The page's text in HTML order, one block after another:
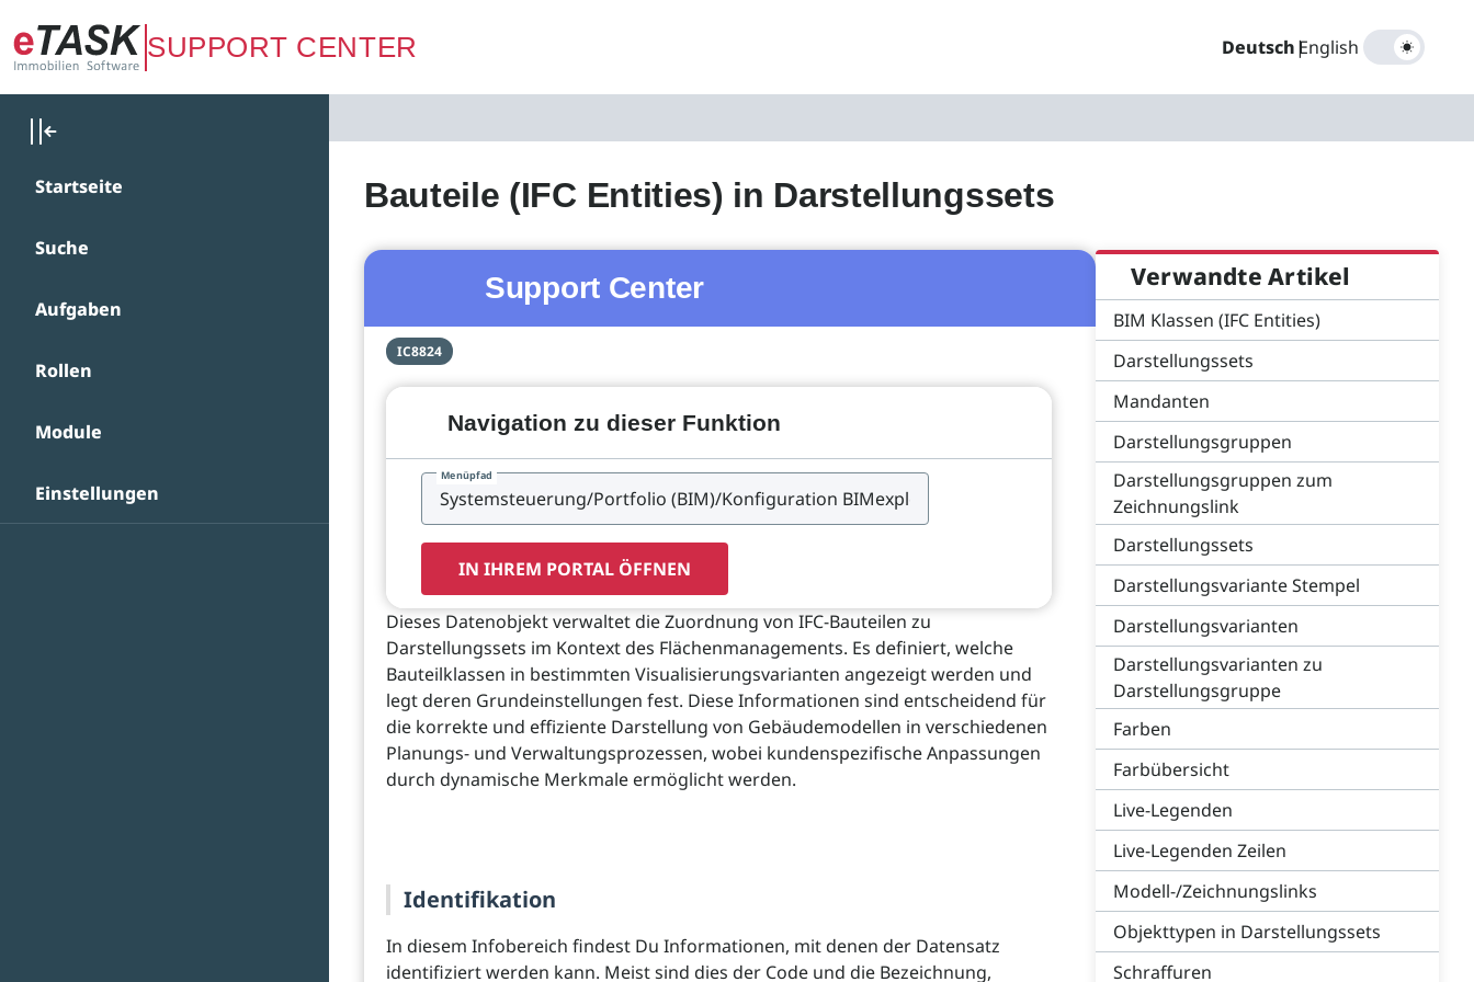
Zum Hauptinhalt springen
SUPPORT CENTER Deutsch|
English
Startseite
Suche
Aufgaben
Rollen
Module
Einstellungen
Bauteile (IFC Entities) in Darstellungssets
Support Center
IC8824
Navigation zu dieser Funktion
Menüpfad
IN IHREM PORTAL ÖFFNEN
Dieses Datenobjekt verwaltet die Zuordnung von IFC-Bauteilen zu
Darstellungssets im Kontext des Flächenmanagements. Es definiert, welche
Bauteilklassen in bestimmten Visualisierungsvarianten angezeigt werden und
legt deren Grundeinstellungen fest. Diese Informationen sind entscheidend für
die korrekte und effiziente Darstellung von Gebäudemodellen in verschiedenen
Planungs- und Verwaltungsprozessen, wobei kundenspezifische Anpassungen
durch dynamische Merkmale ermöglicht werden.
Identifikation
In diesem Infobereich findest Du Informationen, mit denen der Datensatz
identifiziert werden kann. Meist sind dies der Code und die Bezeichnung,
Verwandte Artikel
BIM Klassen (IFC Entities)
Darstellungssets
Mandanten
Darstellungsgruppen
Darstellungsgruppen zum
Zeichnungslink
Darstellungssets
Darstellungsvariante Stempel
Darstellungsvarianten
Darstellungsvarianten zu
Darstellungsgruppe
Farben
Farbübersicht
Live-Legenden
Live-Legenden Zeilen
Modell-/Zeichnungslinks
Objekttypen in Darstellungssets
Schraffuren